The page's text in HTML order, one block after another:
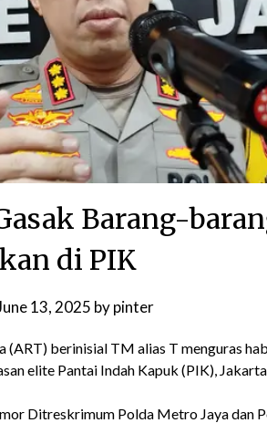
Barang-
di PIK
13, 2025 bypinter
(ART) berinisial TM alias T menguras
elite Pantai Indah Kapuk (PIK),
Ditreskrimum Polda Metro Jaya dan